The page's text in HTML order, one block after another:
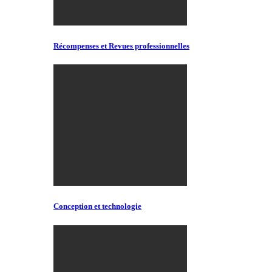
Récompenses et Revues professionnelles
Conception et technologie